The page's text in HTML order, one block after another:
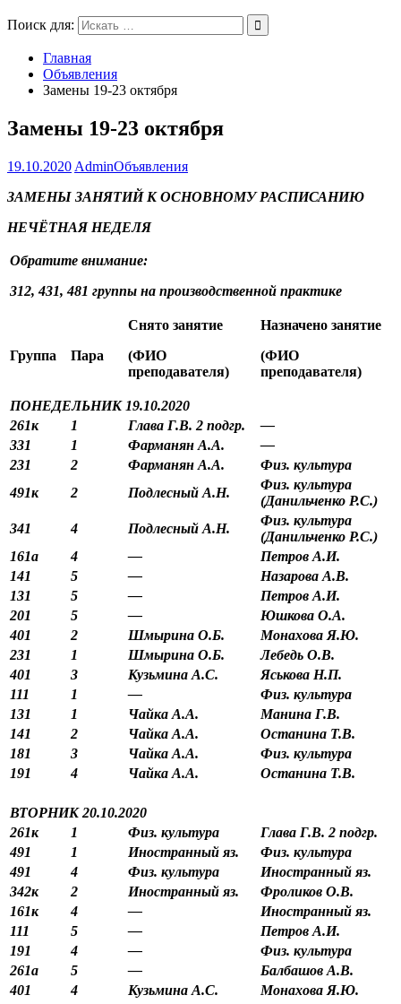
Поиск для:
Главная
Объявления
Замены 19-23 октября
Замены 19-23 октября
19.10.2020 AdminОбъявления
ЗАМЕНЫ ЗАНЯТИЙ К ОСНОВНОМУ РАСПИСАНИЮ
НЕЧЁТНАЯ НЕДЕЛЯ
Обратите внимание:
312, 431, 481 группы на производственной практике
Группа Пара
Снято занятие
(ФИО
преподавателя)
Назначено занятие
(ФИО
преподавателя)
ПОНЕДЕЛЬНИК 19.10.2020
261к
1 Глава Г.В. 2 подгр.
—
331
1 Фарманян А.А.
—
231
2 Фарманян А.А.
Физ. культура
491к
2 Подлесный А.Н.
Физ. культура
(Данильченко Р.С.)
341
4 Подлесный А.Н.
Физ. культура
(Данильченко Р.С.)
161а
4 —
Петров А.И.
141
5 —
Назарова А.В.
131
5 —
Петров А.И.
201
5 —
Юшкова О.А.
401
2 Шмырина О.Б.
Монахова Я.Ю.
231
1 Шмырина О.Б.
Лебедь О.В.
401
3 Кузьмина А.С.
Яськова Н.П.
111
1 —
Физ. культура
131
1 Чайка А.А.
Манина Г.В.
141
2 Чайка А.А.
Останина Т.В.
181
3 Чайка А.А.
Физ. культура
191
4 Чайка А.А. Останина Т.В.
ВТОРНИК 20.10.2020
261к
1 Физ. культура
Глава Г.В. 2 подгр.
491
1 Иностранный яз.
Физ. культура
491
4 Физ. культура
Иностранный яз.
342к
2 Иностранный яз.
Фроликов О.В.
161к
4 —
Иностранный яз.
111
5 —
Петров А.И.
191
4 —
Физ. культура
261а
5 —
Балбашов А.В.
401
4 Кузьмина А.С.
Монахова Я.Ю.